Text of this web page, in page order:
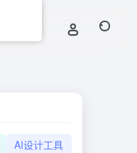
AI设计工具